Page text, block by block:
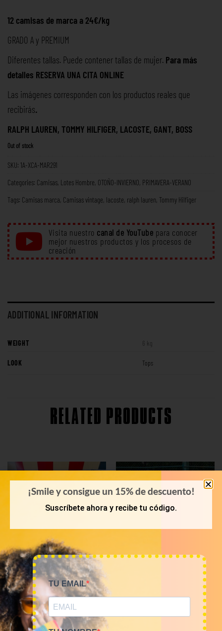
12 camisas de marca a 24€/kg
GRADO A y PREMIUM
Diferentes tallas. Puede contener tallas de mujer. Para más
detalles RESERVA UNA CITA ONLINE
Las imágenes corresponden con los productos reales que
recibirás.
RALPH LAUREN, TOMMY HILFIGER, LACOSTE, GANT, BOSS
Out of stock
SKU: 1A-XCA-MAR291
Categories: Camisas Lotes Hombre OTOÑO-INVIERNO PRIMAVERA-VERANO
Tags: Camisas marca Camisas vintage lacoste ralph lauren Tommy Hilfiger
Visita nuestro canal de YouTube para conocer
mejor nuestros productos y los procesos de
creación
ADDITIONAL INFORMATION
WEIGHT 6 kg
LOOK Tops
RELATED PRODUCTS
PRIMAVERA-VERANO
Bala 45 Kilos camisas
hawaianas 23€/kg
Mix de polos vintage de
marca por kilos
¡Smile y consigue un 15% de descuento!
Suscríbete ahora y recibe tu código.
TU EMAIL